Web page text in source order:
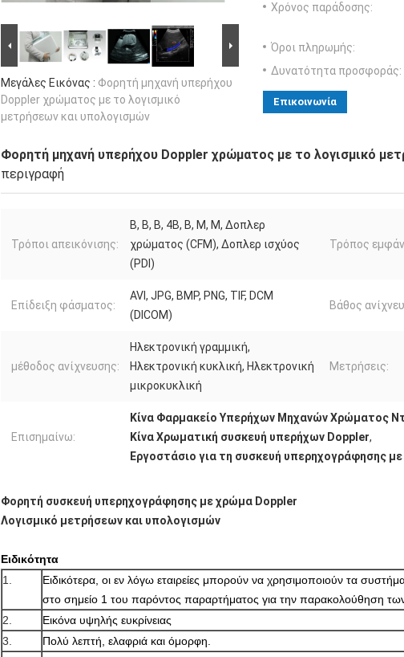
Μεγάλες Εικόνας : Φορητή μηχανή υπερήχου
Doppler χρώματος με το λογισμικό
μετρήσεων και υπολογισμών
Χρόνος παράδοσης:
Όροι πληρωμής:
Δυνατότητα προσφοράς:
Επικοινωνία
Φορητή μηχανή υπερήχου Doppler χρώματος με το λογισμικό
περιγραφή
Τρόποι απεικόνισης:
Β, Β, Β, 4Β, Β, Μ, Μ, Δοπλερ
χρώματος (CFM), Δοπλερ ισχύος
(PDI)
Τρόπος
Επίδειξη φάσματος:
AVI, JPG, BMP, PNG, TIF, DCM
(DICOM)
Βάθος
μέθοδος ανίχνευσης:
Ηλεκτρονική γραμμική,
Ηλεκτρονική κυκλική, Ηλεκτρονική
μικροκυκλική
Μετρήσεις:
Επισημαίνω:
Κίνα Φαρμακείο Υπερήχων Μηχανών Χρώματος
Κίνα Χρωματική συσκευή υπερήχων Doppler,
Εργοστάσιο για τη συσκευή υπερηχογράφησης
Φορητή συσκευή υπερηχογράφησης με χρώμα Doppler
Λογισμικό μετρήσεων και υπολογισμών
Ειδικότητα
1.
Ειδικότερα, οι εν λόγω εταιρείες μπορούν να χρησιμοποιούν τα
στο σημείο 1 του παρόντος παραρτήματος για την παρακολούθηση
2.
Εικόνα υψηλής ευκρίνειας
3.
Πολύ λεπτή, ελαφριά και όμορφη.